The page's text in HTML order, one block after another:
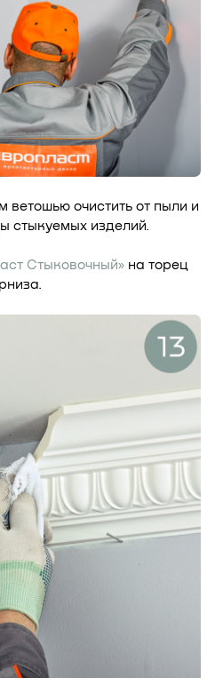
ветошью очистить от пыли и
стыкуемых изделий.
Стыковочный»на торец